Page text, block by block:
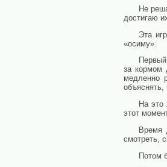
Не
достигаю
Эта
«осиму».
за кормом
медленно
На это
этот
Время
смотреть,
Потом